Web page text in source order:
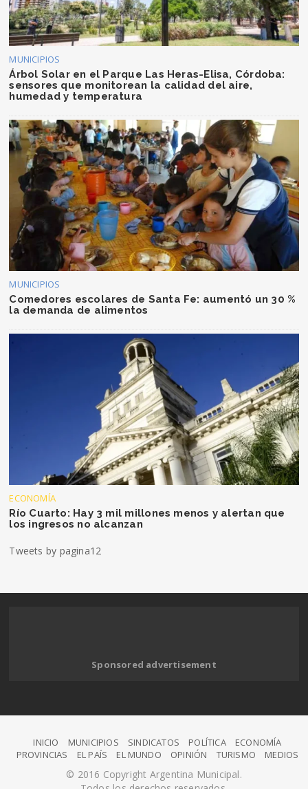
MUNICIPIOS
Árbol Solar en el Parque Las Heras-Elisa, Córdoba:
sensores que monitorean la calidad del aire,
humedad y temperatura
MUNICIPIOS
Comedores escolares de Santa Fe: aumentó un 30 %
la demanda de alimentos
ECONOMÍA
Río Cuarto: Hay 3 mil millones menos y alertan que
los ingresos no alcanzan
Tweets by pagina12
Sponsored advertisement
INICIO MUNICIPIOS SINDICATOS POLÍTICA
ECONOMÍA
PROVINCIAS
EL PAÍS EL MUNDO OPINIÓN TURISMO MEDIOS
© 2016 Copyright Argentina Municipal.